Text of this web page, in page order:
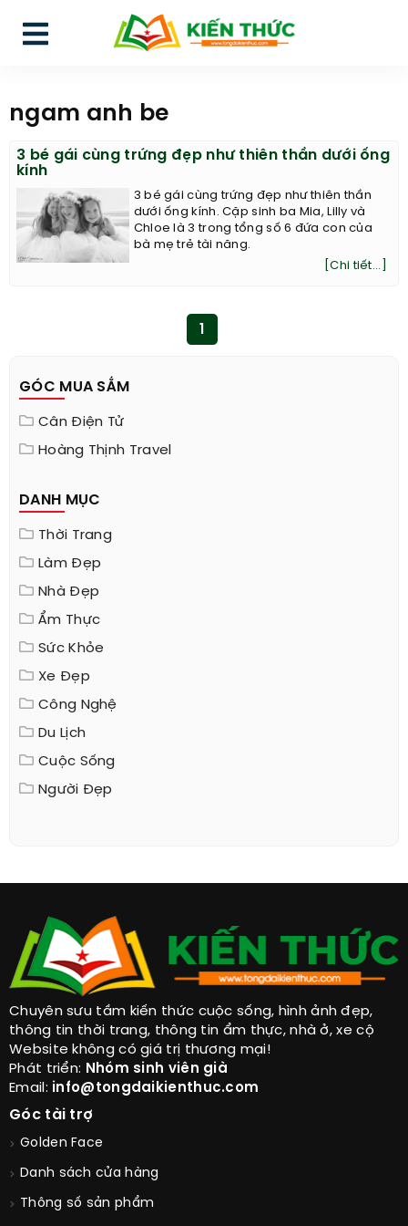
ngam anh be
3 bé gái cùng trứng đẹp như thiên thần dưới ống
kính
3 bé gái cùng trứng đẹp như thiên thần
dưới ống kính. Cặp sinh ba Mia, Lilly và
Chloe là 3 trong tổng số 6 đứa con của
bà mẹ trẻ tài năng.
[Chi tiết...]
GÓC MUA SẮM
Cân Điện Tử
Hoàng Thịnh Travel
DANH MỤC
Thời Trang
Làm Đẹp
Nhà Đẹp
Ẩm Thực
Sức Khỏe
Xe Đẹp
Công Nghệ
Du Lịch
Cuộc Sống
Người Đẹp
Chuyên sưu tầm kiến thức cuộc sống, hình ảnh đẹp,
thông tin thời trang, thông tin ẩm thực, nhà ở, xe cộ
Website không có giá trị thương mại!
Phát triển: Nhóm sinh viên già
Email: info@tongdaikienthuc.com
Góc tài trợ
Golden Face
Danh sách cửa hàng
Thông số sản phẩm